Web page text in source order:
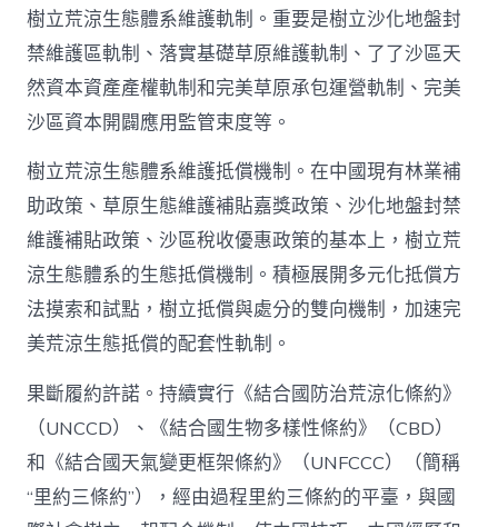
樹立荒涼生態體系維護軌制。重要是樹立沙化地盤封
禁維護區軌制、落實基礎草原維護軌制、了了沙區天
然資本資產產權軌制和完美草原承包運營軌制、完美
沙區資本開闢應用監管束度等。
樹立荒涼生態體系維護抵償機制。在中國現有林業補
助政策、草原生態維護補貼嘉獎政策、沙化地盤封禁
維護補貼政策、沙區稅收優惠政策的基本上，樹立荒
涼生態體系的生態抵償機制。積極展開多元化抵償方
法摸索和試點，樹立抵償與處分的雙向機制，加速完
美荒涼生態抵償的配套性軌制。
果斷履約許諾。持續實行《結合國防治荒涼化條約》
（UNCCD）、《結合國生物多樣性條約》（CBD）
和《結合國天氣變更框架條約》（UNFCCC）（簡稱
“里約三條約”），經由過程里約三條約的平臺，與國